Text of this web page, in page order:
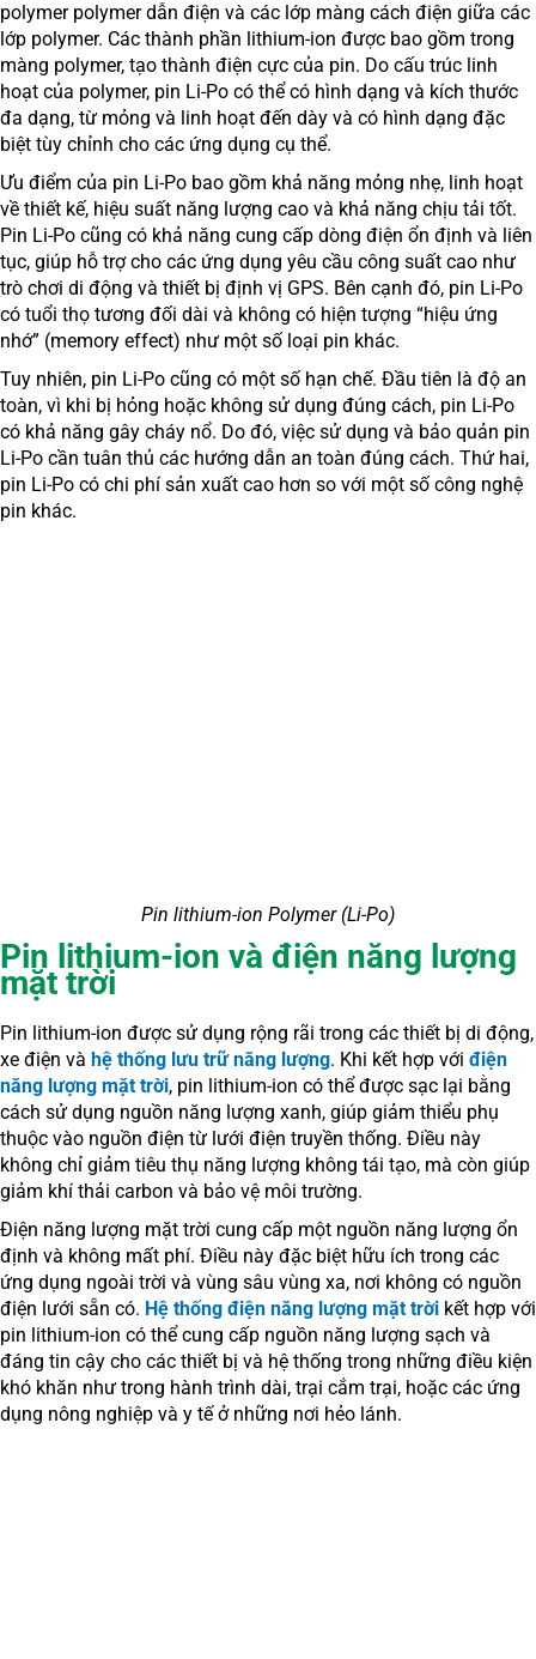
polymer polymer dẫn điện và các lớp màng cách điện giữa các
lớp polymer. Các thành phần lithium-ion được bao gồm trong
màng polymer, tạo thành điện cực của pin. Do cấu trúc linh
hoạt của polymer, pin Li-Po có thể có hình dạng và kích thước
đa dạng, từ mỏng và linh hoạt đến dày và có hình dạng đặc
biệt tùy chỉnh cho các ứng dụng cụ thể.
Ưu điểm của pin Li-Po bao gồm khả năng mỏng nhẹ, linh hoạt
về thiết kế, hiệu suất năng lượng cao và khả năng chịu tải tốt.
Pin Li-Po cũng có khả năng cung cấp dòng điện ổn định và liên
tục, giúp hỗ trợ cho các ứng dụng yêu cầu công suất cao như
trò chơi di động và thiết bị định vị GPS. Bên cạnh đó, pin Li-Po
có tuổi thọ tương đối dài và không có hiện tượng “hiệu ứng
nhớ” (memory effect) như một số loại pin khác.
Tuy nhiên, pin Li-Po cũng có một số hạn chế. Đầu tiên là độ an
toàn, vì khi bị hỏng hoặc không sử dụng đúng cách, pin Li-Po
có khả năng gây cháy nổ. Do đó, việc sử dụng và bảo quản pin
Li-Po cần tuân thủ các hướng dẫn an toàn đúng cách. Thứ hai,
pin Li-Po có chi phí sản xuất cao hơn so với một số công nghệ
pin khác.
Pin lithium-ion Polymer (Li-Po)
Pin lithium-ion và điện năng lượng
mặt trời
Pin lithium-ion được sử dụng rộng rãi trong các thiết bị di động,
xe điện và hệ thống lưu trữ năng lượng. Khi kết hợp với điện
năng lượng mặt trời, pin lithium-ion có thể được sạc lại bằng
cách sử dụng nguồn năng lượng xanh, giúp giảm thiểu phụ
thuộc vào nguồn điện từ lưới điện truyền thống. Điều này
không chỉ giảm tiêu thụ năng lượng không tái tạo, mà còn giúp
giảm khí thải carbon và bảo vệ môi trường.
Điện năng lượng mặt trời cung cấp một nguồn năng lượng ổn
định và không mất phí. Điều này đặc biệt hữu ích trong các
ứng dụng ngoài trời và vùng sâu vùng xa, nơi không có nguồn
điện lưới sẵn có. Hệ thống điện năng lượng mặt trời kết hợp với
pin lithium-ion có thể cung cấp nguồn năng lượng sạch và
đáng tin cậy cho các thiết bị và hệ thống trong những điều kiện
khó khăn như trong hành trình dài, trại cắm trại, hoặc các ứng
dụng nông nghiệp và y tế ở những nơi hẻo lánh.